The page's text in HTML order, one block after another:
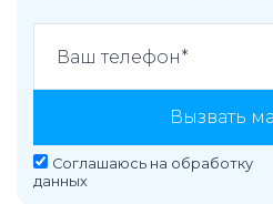
Вызвать
Соглашаюсь на обработку
данных